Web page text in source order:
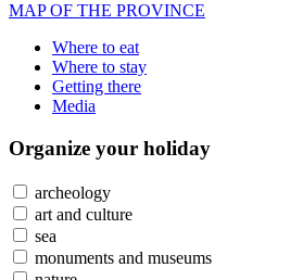
MAP OF THE PROVINCE
Where to eat
Where to stay
Getting there
Media
Organize your holiday
archeology
art and culture
sea
monuments and museums